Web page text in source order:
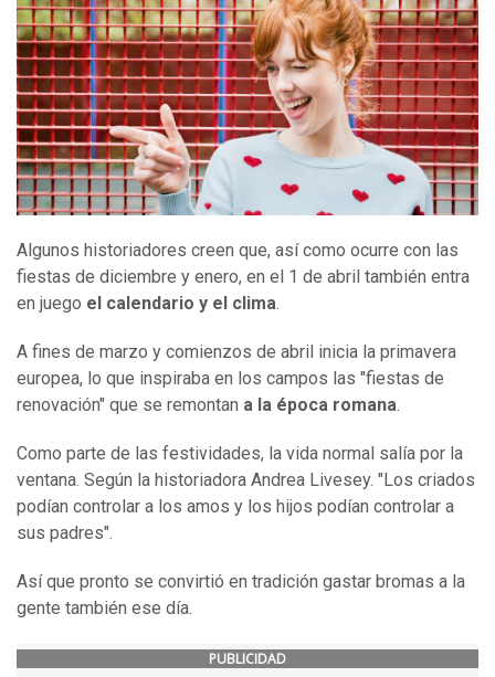
Algunos historiadores creen que, así como ocurre con las
fiestas de diciembre y enero, en el 1 de abril también entra
en juego el calendario y el clima.
A fines de marzo y comienzos de abril inicia la primavera
europea, lo que inspiraba en los campos las "fiestas de
renovación" que se remontan a la época romana.
Como parte de las festividades, la vida normal salía por la
ventana. Según la historiadora Andrea Livesey. "Los criados
podían controlar a los amos y los hijos podían controlar a
sus padres".
Así que pronto se convirtió en tradición gastar bromas a la
gente también ese día.
PUBLICIDAD